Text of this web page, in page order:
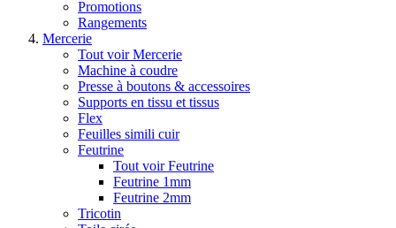
Promotions
Rangements
Mercerie
Tout voir Mercerie
Machine à coudre
Presse à boutons & accessoires
Supports en tissu et tissus
Flex
Feuilles simili cuir
Feutrine
Tout voir Feutrine
Feutrine 1mm
Feutrine 2mm
Tricotin